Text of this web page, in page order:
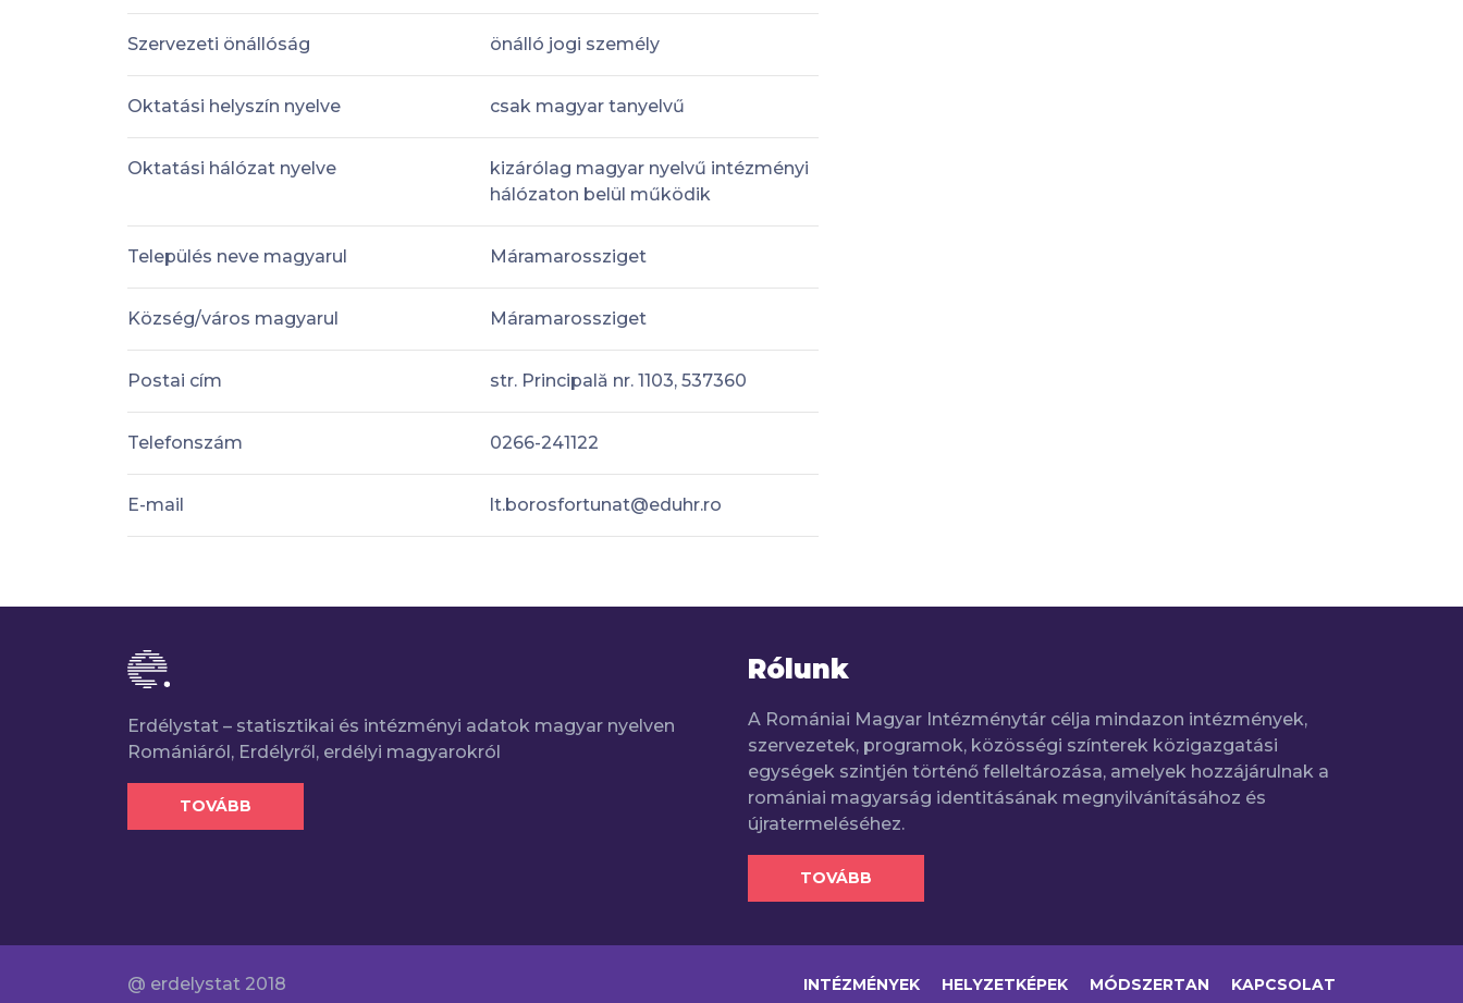
Szervezeti önállóság önálló jogi személy
Oktatási helyszín nyelve csak magyar tanyelvű
Oktatási hálózat nyelve
kizárólag magyar nyelvű intézményi
hálózaton belül működik
Település neve magyarul Máramarossziget
Község/város magyarul Máramarossziget
Postai cím str. Principală nr. 1103, 537360
Telefonszám 0266-241122
E-mail lt.borosfortunat@eduhr.ro
Erdélystat – statisztikai és intézményi adatok magyar nyelven
Romániáról, Erdélyről, erdélyi magyarokról
TOVÁBB
Rólunk
A Romániai Magyar Intézménytár célja mindazon intézmények,
szervezetek, programok, közösségi színterek közigazgatási
egységek szintjén történő felleltározása, amelyek hozzájárulnak a
romániai magyarság identitásának megnyilvánításához és
újratermeléséhez.
TOVÁBB
@ erdelystat 2018 INTÉZMÉNYEK HELYZETKÉPEK MÓDSZERTAN KAPCSOLAT